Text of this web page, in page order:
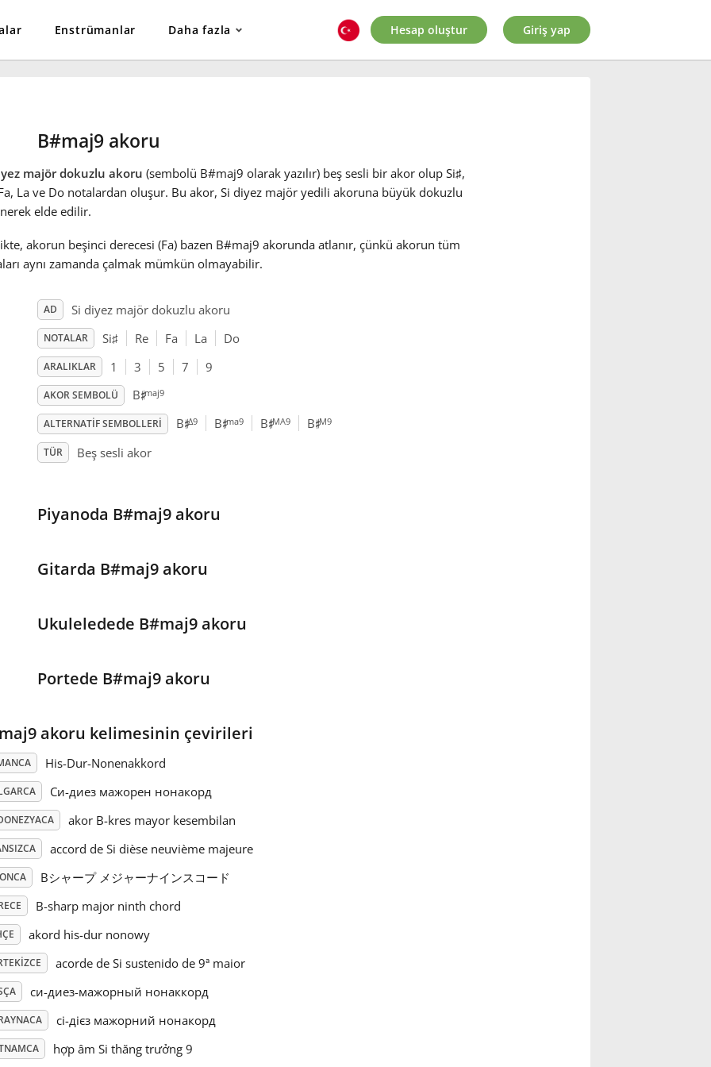
Enstrümanlar Daha fazla Hesap oluştur Giriş yap
B#maj9 akoru
majör dokuzlu akoru (sembolü B#maj9 olarak yazılır) beş sesli bir akor olup Si♯,
, Lave Donotalardan oluşur. Bu akor, Si diyez majör yedili akoruna büyük dokuzlu
elde edilir.
akorun beşinci derecesi (Fa) bazen B#maj9 akorunda atlanır, çünkü akorun tüm
aynı zamanda çalmak mümkün olmayabilir.
AD Si diyez majör dokuzlu akoru
NOTALAR Si♯ Re Fa La Do
ARALIKLAR 1 3 5 7 9
AKOR SEMBOLÜ B♯maj9
ALTERNATIF SEMBOLLERI B♯Δ9 B♯ma9 B♯MA9 B♯M9
TÜR Beş sesli akor
Piyanoda B#maj9 akoru
Gitarda B#maj9 akoru
Ukuleledede B#maj9 akoru
Portede B#maj9 akoru
akoru kelimesinin çevirileri
His-Dur-Nonenakkord
Си-диез мажорен нонакорд
akor B-kres mayor kesembilan
accord de Si dièse neuvième majeure
Bシャープ メジャーナインスコード
B-sharp major ninth chord
akord his-dur nonowy
acorde de Si sustenido de 9ª maior
си-диез-мажорный нонаккорд
сі-дієз мажорний нонакорд
hợp âm Si thăng trưởng 9